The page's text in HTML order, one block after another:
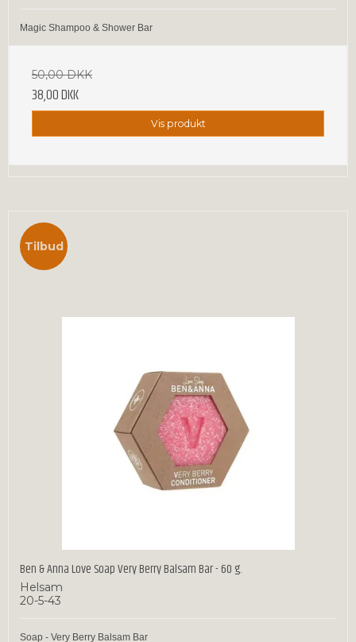
Magic Shampoo & Shower Bar
50,00 DKK
38,00 DKK
Vis produkt
Tilbud
Ben & Anna Love Soap Very Berry Balsam Bar - 60 g.
Helsam
20-5-43
Soap - Very Berry Balsam Bar